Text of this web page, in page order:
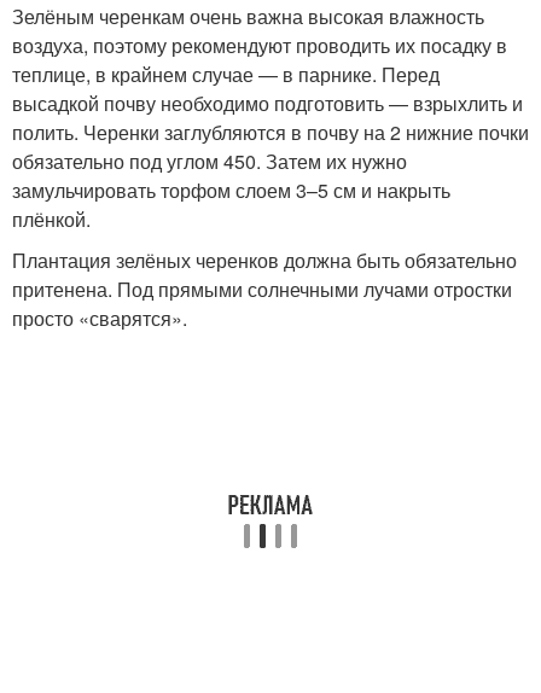
Зелёным черенкам очень важна высокая влажность
воздуха, поэтому рекомендуют проводить их посадку в
теплице, в крайнем случае — в парнике. Перед
высадкой почву необходимо подготовить — взрыхлить и
полить. Черенки заглубляются в почву на 2 нижние почки
обязательно под углом 450. Затем их нужно
замульчировать торфом слоем 3–5 см и накрыть
плёнкой.
Плантация зелёных черенков должна быть обязательно
притенена. Под прямыми солнечными лучами отростки
просто «сварятся».